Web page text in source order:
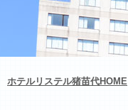
ホテルリステル猪苗代HOME